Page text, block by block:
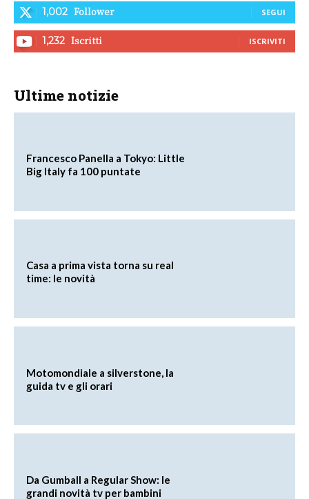
1,002 Follower SEGUI
1,232 Iscritti ISCRIVITI
Ultime notizie
Francesco Panella a Tokyo: Little
Big Italy fa 100 puntate
Casa a prima vista torna su real
time: le novità
Motomondiale a silverstone, la
guida tv e gli orari
Da Gumball a Regular Show: le
grandi novità tv per bambini